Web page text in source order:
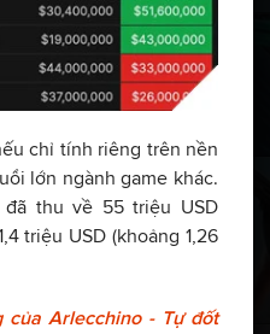
chỉ tính riêng trên nền
lớn ngành game khác.
thu về 55 triệu USD
triệu USD (khoảng 1,26
của Arlecchino - Tự đốt